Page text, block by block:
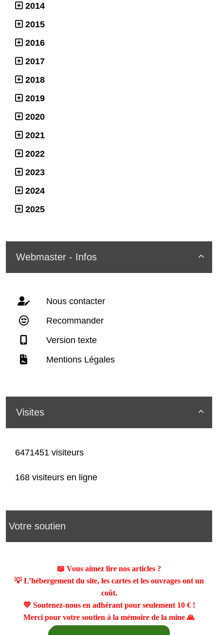
2014
2015
2016
2017
2018
2019
2020
2021
2022
2023
2024
2025

Webmaster - Infos
Nous contacter
Recommander
Version texte
Mentions Légales

Visites
6471451 visiteurs
168 visiteurs en ligne
Votre soutien
📖 Vous aimez lire nos articles ?
💡 L’hébergement du site, les cartes et les ouvrages ont un
coût.
💛 Soutenez-nous en adhérant pour seulement 10 €!
Merci pour votre soutien à la mémoire de la mine 🙏